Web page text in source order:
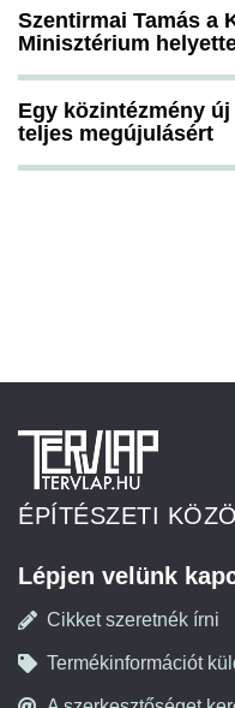
Szentirmai Tamás a
Minisztérium
Egy közintézmény
teljes megújulásért
ÉPÍTÉSZETI
Lépjen velünk
Cikket szeretnék írni
Termékinformációt